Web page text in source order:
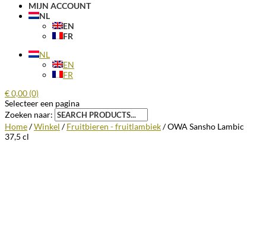
MIJN ACCOUNT
NL
EN
FR
NL
EN
FR
€0,00 (0)
Selecteer een pagina
Zoeken naar:
Home/Winkel /Fruitbieren - fruitlambiek/ OWA Sansho Lambic
37,5 cl